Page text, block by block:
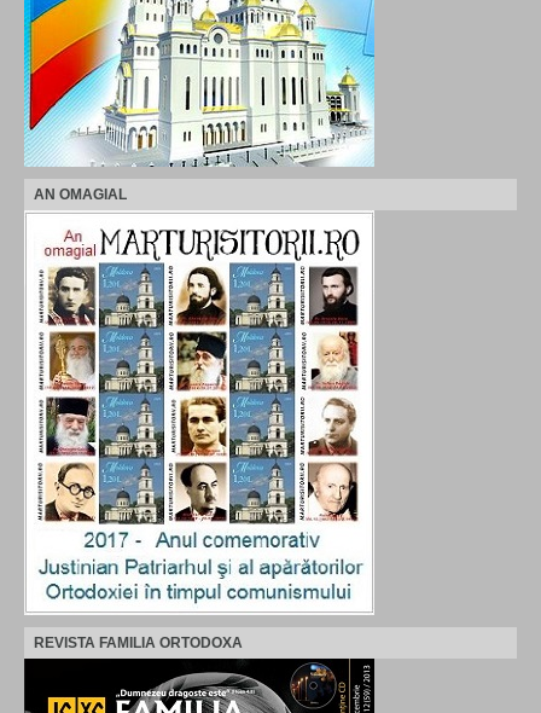
AN OMAGIAL
REVISTA FAMILIA ORTODOXA